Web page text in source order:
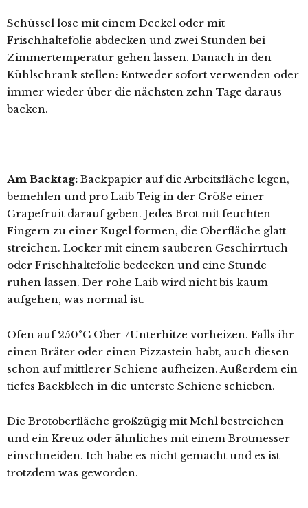
Schüssel lose mit einem Deckel oder mit
Frischhaltefolie abdecken und zwei Stunden bei
Zimmertemperatur gehen lassen. Danach in den
Kühlschrank stellen: Entweder sofort verwenden oder
immer wieder über die nächsten zehn Tage daraus
backen.
Am Backtag: Backpapier auf die Arbeitsfläche legen,
bemehlen und pro Laib Teig in der Größe einer
Grapefruit darauf geben. Jedes Brot mit feuchten
Fingern zu einer Kugel formen, die Oberfläche glatt
streichen. Locker mit einem sauberen Geschirrtuch
oder Frischhaltefolie bedecken und eine Stunde
ruhen lassen. Der rohe Laib wird nicht bis kaum
aufgehen, was normal ist.
Ofen auf 250°C Ober-/Unterhitze vorheizen. Falls ihr
einen Bräter oder einen Pizzastein habt, auch diesen
schon auf mittlerer Schiene aufheizen. Außerdem ein
tiefes Backblech in die unterste Schiene schieben.
Die Brotoberfläche großzügig mit Mehl bestreichen
und ein Kreuz oder ähnliches mit einem Brotmesser
einschneiden. Ich habe es nicht gemacht und es ist
trotzdem was geworden.